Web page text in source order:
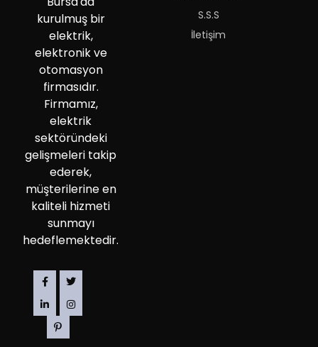
kurulmuş bir
elektrik,
elektronik ve
otomasyon
firmasıdır.
Firmamız,
elektrik
sektöründeki
gelişmeleri takip
ederek,
müşterilerine en
kaliteli hizmeti
sunmayı
hedeflemektedir.
S.S.S
İletişim